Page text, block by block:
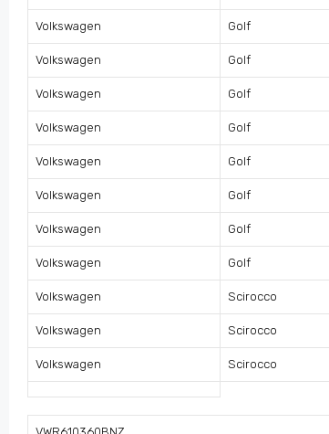
Volkswagen Golf
Volkswagen Golf
Volkswagen Golf
Volkswagen Golf
Volkswagen Golf
Volkswagen Golf
Volkswagen Golf
Volkswagen Golf
Volkswagen Scirocco
Volkswagen Scirocco
Volkswagen Scirocco